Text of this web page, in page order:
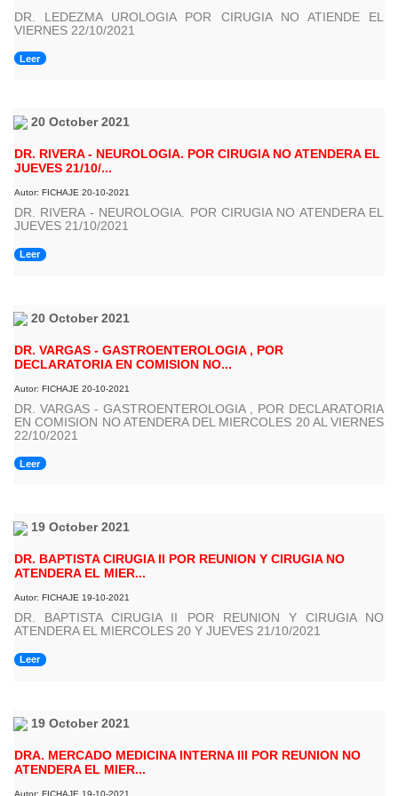
DR. LEDEZMA UROLOGIA POR CIRUGIA NO ATIENDE EL
VIERNES 22/10/2021
Leer
20 October 2021
DR. RIVERA - NEUROLOGIA. POR CIRUGIA NO ATENDERA EL
JUEVES 21/10/...
Autor: FICHAJE 20-10-2021
DR. RIVERA - NEUROLOGIA. POR CIRUGIA NO ATENDERA EL
JUEVES 21/10/2021
Leer
20 October 2021
DR. VARGAS - GASTROENTEROLOGIA , POR
DECLARATORIA EN COMISION NO...
Autor: FICHAJE 20-10-2021
DR. VARGAS - GASTROENTEROLOGIA , POR DECLARATORIA
EN COMISION NO ATENDERA DEL MIERCOLES 20 AL VIERNES
22/10/2021
Leer
19 October 2021
DR. BAPTISTA CIRUGIA II POR REUNION Y CIRUGIA NO
ATENDERA EL MIER...
Autor: FICHAJE 19-10-2021
DR. BAPTISTA CIRUGIA II POR REUNION Y CIRUGIA NO
ATENDERA EL MIERCOLES 20 Y JUEVES 21/10/2021
Leer
19 October 2021
DRA. MERCADO MEDICINA INTERNA III POR REUNION NO
ATENDERA EL MIER...
Autor: FICHAJE 19-10-2021